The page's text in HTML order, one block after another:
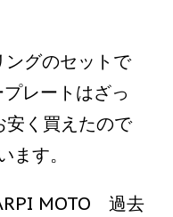
グのセットで
レートはざっ
安く買えたので
ます。
MOTO 過去